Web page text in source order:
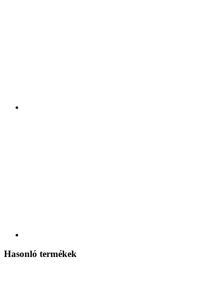
Hasonló termékek